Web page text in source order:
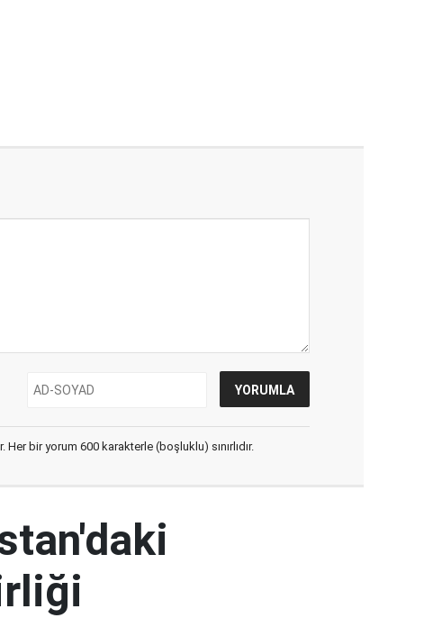
bir yorum 600 karakterle (boşluklu) sınırlıdır.